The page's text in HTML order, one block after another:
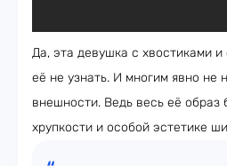
Да, эта девушка с хвостиками
её не узнать. И многим явно не
внешности. Ведь весь её образ
хрупкости и особой эстетике